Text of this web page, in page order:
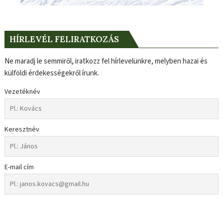
HÍRLEVÉL FELIRATKOZÁS
Ne maradj le semmiről, iratkozz fel hírlevelünkre, melyben hazai és
külföldi érdekességekről írunk.
Vezetéknév
Keresztnév
E-mail cím